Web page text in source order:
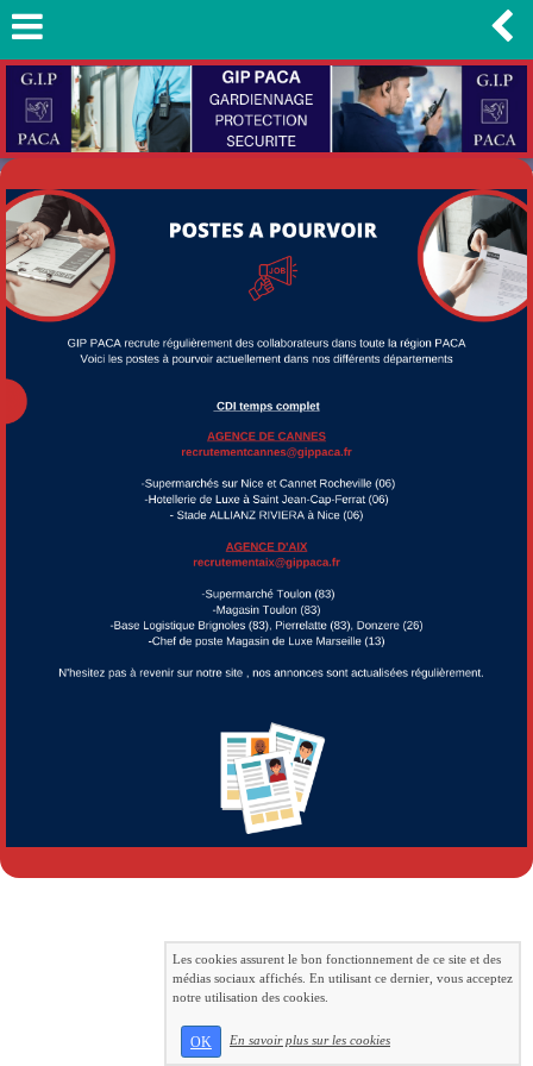
Les cookies assurent le bon fonctionnement de ce site et des
médias sociaux affichés. En utilisant ce dernier, vous acceptez
notre utilisation des cookies.
OK En savoir plus sur les cookies